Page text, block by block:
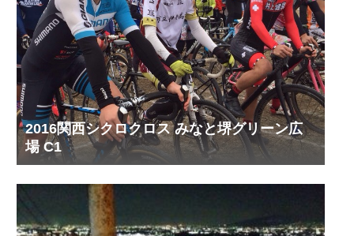
2016関西シクロクロス みなと堺グリーン広
場 C1